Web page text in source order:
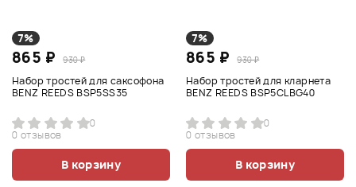
7%
865 ₽ 930 ₽
Набор тростей для саксофона
BENZ REEDS BSP5SS35
0
0 отзывов
В корзину
7%
865 ₽ 930 ₽
Набор тростей для кларнета
BENZ REEDS BSP5CLBG40
0
0 отзывов
В корзину